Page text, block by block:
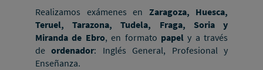
Realizamos exámenes en Zaragoza, Huesca,
Teruel, Tarazona, Tudela, Fraga, Soria y
Miranda de Ebro, en formato papely a través
deordenador: Inglés General, Profesional y
Enseñanza.